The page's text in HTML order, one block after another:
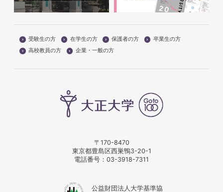
受験生の方 在学生の方 保護者の方
卒業生の方
高校教員の方
企業・一般の方
〒170-8470
東京都豊島区西巣鴨3-20-1
電話番号： 03-3918-7311
公益財団法人大学基準協